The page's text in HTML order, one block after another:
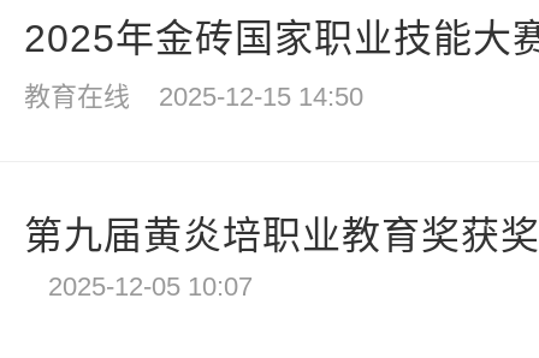
2025年金砖国家职业技能大
教育在线 2025-12-15 14:50
第九届黄炎培职业教育奖获
2025-12-05 10:07